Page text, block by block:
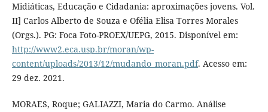
Midiáticas, Educação e Cidadania: aproximações jovens. Vol.
II] Carlos Alberto de Souza e Ofélia Elisa Torres Morales
(Orgs.). PG: Foca Foto-PROEX/UEPG, 2015. Disponível em:
http://www2.eca.usp.br/moran/wp-
content/uploads/2013/12/mudando_moran.pdf. Acesso em:
29 dez. 2021.
MORAES, Roque; GALIAZZI, Maria do Carmo. Análise